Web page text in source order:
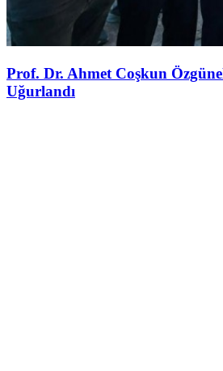
Prof. Dr. Ahmet Coşkun
Uğurlandı